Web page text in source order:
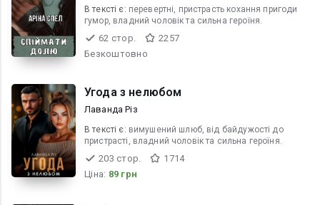
В текcті є: перевертні, пристрасть кохання пригоди
гумор, владний чоловік та сильна героїня.
62 стор.
2257
Безкоштовно
Угода з нелюбом
Лаванда Різ
В текcті є: вимушений шлюб, від байдужості до
пристрасті, владний чоловік та сильна героїня.
203 стор.
1714
Ціна: 89 грн